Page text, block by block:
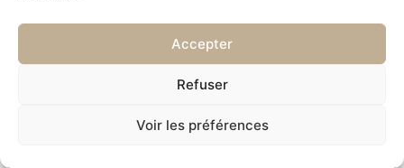
Accepter
Refuser
Voir les préférences